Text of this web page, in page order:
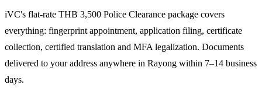
iVC's flat-rate THB 3,500 Police Clearance package covers
everything: fingerprint appointment, application filing, certificate
collection, certified translation and MFA legalization. Documents
delivered to your address anywhere in Rayong within 7–14 business
days.